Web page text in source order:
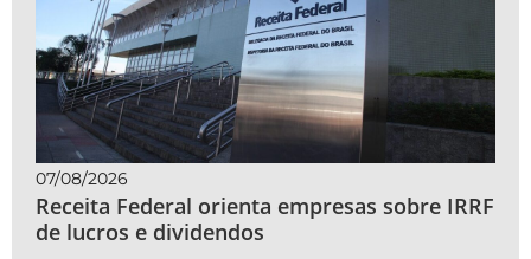
07/08/2026
Receita Federal orienta empresas sobre IRRF
de lucros e dividendos